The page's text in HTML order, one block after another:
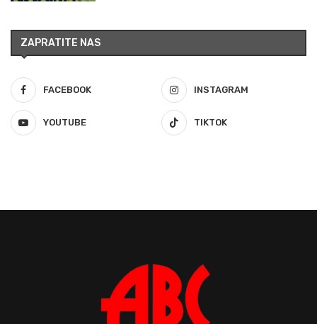
ZAPRATITE NAS
FACEBOOK INSTAGRAM
YOUTUBE TIKTOK